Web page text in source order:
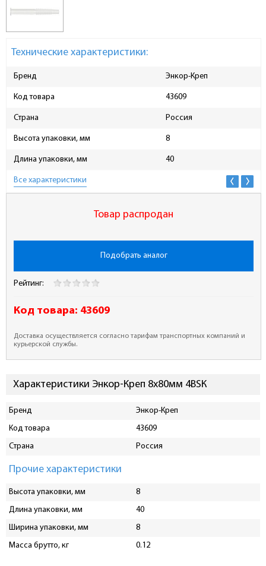
Технические характеристики:
Бренд Энкор-Креп
Код товара 43609
Страна Россия
Высота упаковки, мм 8
Длина упаковки, мм 40
Все характеристики
Товар распродан
Подобрать аналог
Рейтинг:
Код товара: 43609
Доставка осуществляется согласно тарифам транспортных компаний и
курьерской службы.
Характеристики Энкор-Креп 8х80мм 4ВSК
Бренд
Энкор-Креп
Код товара
43609
Страна
Россия
Прочие характеристики
Высота упаковки, мм
8
Длина упаковки, мм
40
Ширина упаковки, мм
8
Масса брутто, кг
0.12